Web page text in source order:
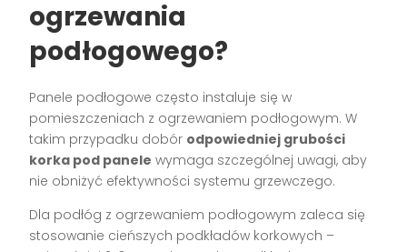
ogrzewania
podłogowego?
Panele podłogowe często instaluje się w
pomieszczeniach z ogrzewaniem podłogowym. W
takim przypadku dobór odpowiedniej grubości
korka pod panele wymaga szczególnej uwagi, aby
nie obniżyć efektywności systemu grzewczego.
Dla podłóg z ogrzewaniem podłogowym zaleca się
stosowanie cieńszych podkładów korkowych –